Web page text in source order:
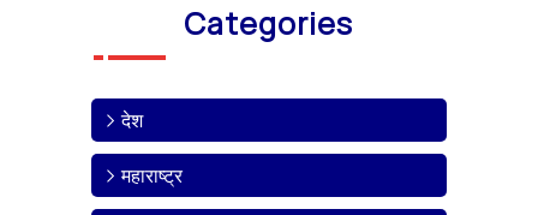
Categories
देश
महाराष्ट्र